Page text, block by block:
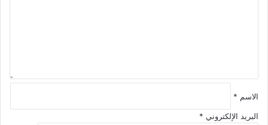
الاسم *
البريد الإلكتروني *